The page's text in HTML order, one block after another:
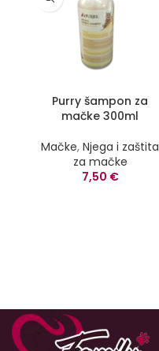
Purry šampon za
mačke 300ml
Mačke, Njega i zaštita
za mačke
7,50 €